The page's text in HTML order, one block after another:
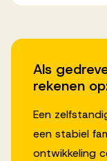
Als
rekenen
Een
een stabiel
ontwikkeling